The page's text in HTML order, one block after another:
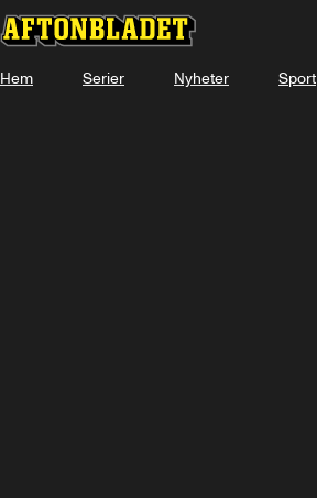
Hem Serier Nyheter Sport